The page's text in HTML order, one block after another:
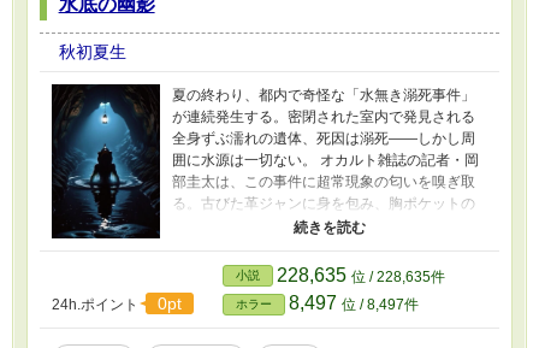
水底の幽影
秋初夏生
夏の終わり、都内で奇怪な「水無き溺死事件」
が連続発生する。密閉された室内で発見される
全身ずぶ濡れの遺体、死因は溺死——しかし周
囲に水源は一切ない。 オカルト雑誌の記者・岡
部圭太は、この事件に超常現象の匂いを嗅ぎ取
る。古びた革ジャンに身を包み、胸ポケットの
黒いノートを片手に、今度こそ決定的な証拠を
掴もうと息巻いている。 一方、民俗学者の松嶋
瑛人は、区の教育委員会から地域の古い水路と
伝承調査を依頼され現地入りしていた。人畜無
害そうな外見とは裏腹に、合理的な思考を貫く
学者肌の男である。 怪異専門調査機関の紹介で
24h.ポイント 0pt
小説 228,635 位 / 228,635件
ホラー 8,497 位 / 8,497件